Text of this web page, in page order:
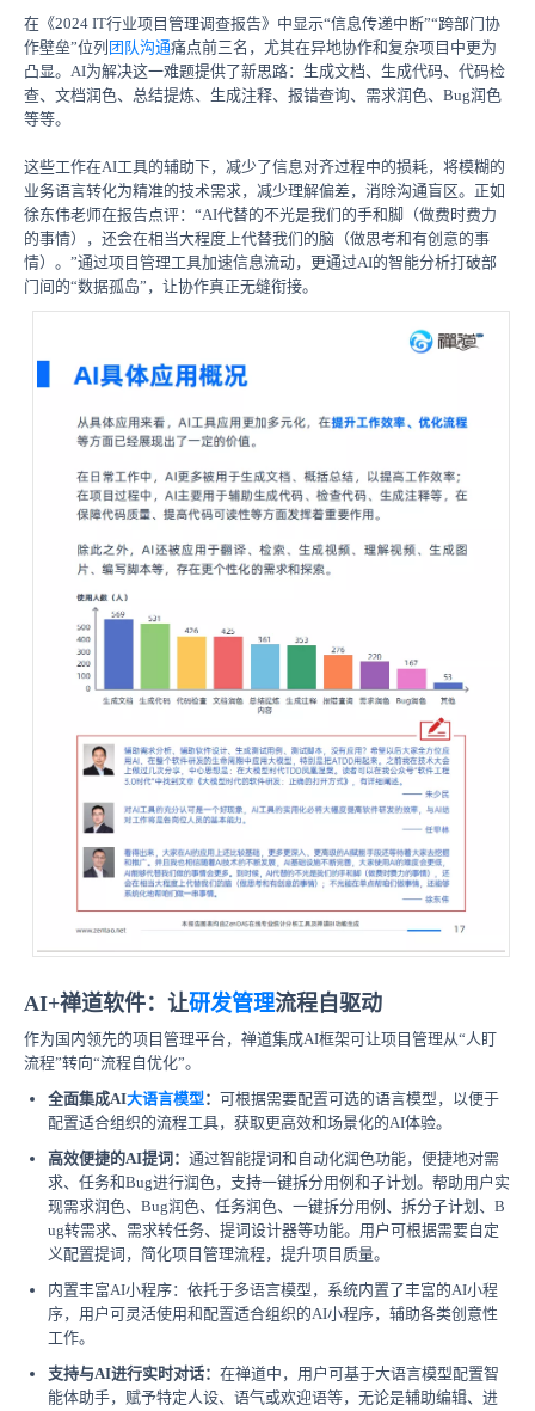
在《2024 IT行业项目管理调查报告》中显示“信息传递中断”“跨部门协
作壁垒”位列 团队沟通痛点前三名，尤其在异地协作和复杂项目中更为
凸显。AI为解决这一难题提供了新思路：生成文档、生成代码、代码检
查、文档润色、总结提炼、生成注释、报错查询、需求润色、Bug润色
等等。
这些工作在AI工具的辅助下，减少了信息对齐过程中的损耗，将模糊的
业务语言转化为精准的技术需求，减少理解偏差，消除沟通盲区。正如
徐东伟老师在报告点评：“AI代替的不光是我们的手和脚（做费时费力
的事情），还会在相当大程度上代替我们的脑（做思考和有创意的事
情）。”通过项目管理工具加速信息流动，更通过AI的智能分析打破部
门间的“数据孤岛”，让协作真正无缝衔接。
AI+禅道软件：让研发管理流程自驱动
作为国内领先的项目管理平台，禅道集成AI框架可让项目管理从“人盯
流程”转向“流程自优化”。
全面集成AI大语言模型： 可根据需要配置可选的语言模型，以便于
配置适合组织的流程工具，获取更高效和场景化的AI体验。
高效便捷的AI提词： 通过智能提词和自动化润色功能，便捷地对需
求、任务和Bug进行润色，支持一键拆分用例和子计划。帮助用户实
现需求润色、Bug润色、任务润色、一键拆分用例、拆分子计划、B
ug转需求、需求转任务、提词设计器等功能。用户可根据需要自定
义配置提词，简化项目管理流程，提升项目质量。
内置丰富AI小程序：依托于多语言模型，系统内置了丰富的AI小程
序，用户可灵活使用和配置适合组织的AI小程序，辅助各类创意性
工作。
支持与AI进行实时对话： 在禅道中，用户可基于大语言模型配置智
能体助手，赋予特定人设、语气或欢迎语等，无论是辅助编辑、进